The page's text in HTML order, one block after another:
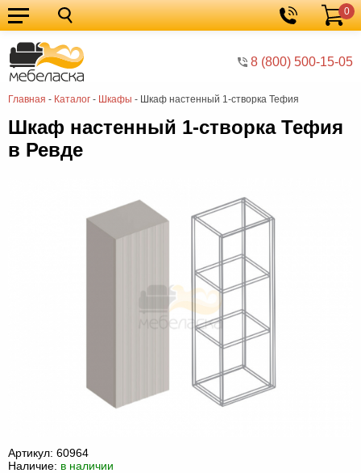
8 (800) 500-15-05
Корзина
0
Главная - Каталог - Шкафы - Шкаф настенный 1-створка Тефия
Кухонные
гарнитуры
Мебель
для
кухни
Мебель
для
спальни
Кровати
Шкафы
Диваны
компьютер
для
Мебель
Шкаф настенный 1-створка Тефия
в Ревде
Артикул: 60964
Наличие: в наличии